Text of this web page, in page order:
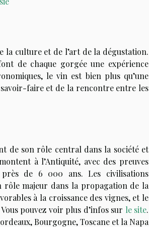
la culture et de l’art de la dégustation.
de chaque gorgée une expérience
le vin est bien plus qu’une
savoir-faire et de la rencontre entre les
de son rôle central dans la société et
à l’Antiquité, avec des preuves
de 6 000 ans. Les civilisations
rôle majeur dans la propagation de la
à la croissance des vignes, et le
pouvez voir plus d’infos sur le site.
Bourgogne, Toscane et la Napa